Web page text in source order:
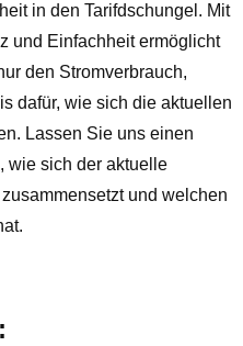
in den Tarifdschungel. Mit
und Einfachheit ermöglicht
den Stromverbrauch,
dafür, wie sich die aktuellen
Lassen Sie uns einen
wie sich der aktuelle
und welchen